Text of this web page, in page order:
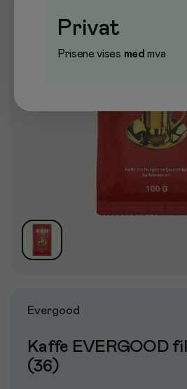
Evergood
Kaffe EVERGOOD
(36)
Privat
Prisene vises med mva